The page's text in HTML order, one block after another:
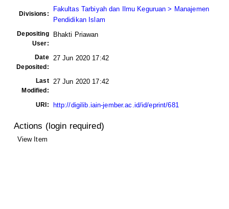
Divisions:
Fakultas Tarbiyah dan Ilmu Keguruan > Manajemen
Pendidikan Islam
Depositing
User:
Bhakti Priawan
Date
Deposited:
27 Jun 2020 17:42
Last
Modified:
27 Jun 2020 17:42
URI: http://digilib.iain-jember.ac.id/id/eprint/681
Actions (login required)
View Item